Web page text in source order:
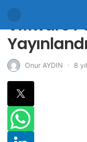
VMware
Yayınlandı
Onur AYDIN 8